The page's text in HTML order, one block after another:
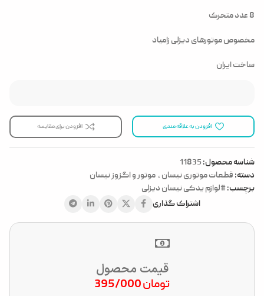
8 عدد متحرک
مخصوص موتورهای دیزلی زامیاد
ساخت ایران
افزودن به علاقه مندی افزودن برای مقایسه
شناسه محصول:11835
دسته: قطعات موتوری نیسان , موتور و اگزوز نیسان
برچسب:#لوازم یدکی نیسان دیزلی
اشتراک گذاری
قیمت محصول
تومان